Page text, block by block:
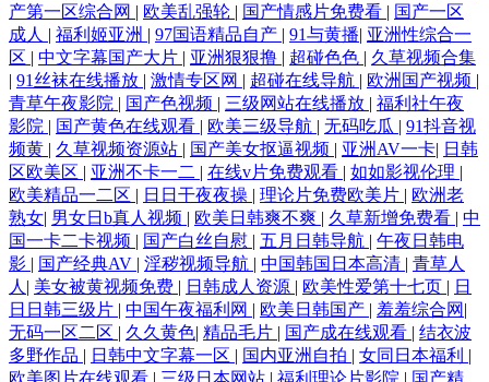
产第一区综合网 | 欧美乱强轮 | 国产情感片免费看 | 国产一区
成人 | 福利姬亚洲 | 97国语精品自产 | 91与黄播| 亚洲性综合一
区 | 中文字幕国产大片 | 亚洲狠狠撸 | 超碰色色 | 久草视频合集
| 91丝袜在线播放 | 激情专区网 | 超碰在线导航 | 欧洲国产视频 |
青草午夜影院 | 国产色视频 | 三级网站在线播放 | 福利社午夜
影院 | 国产黄色在线观看 | 欧美三级导航 | 无码吃瓜 | 91抖音视
频黄 | 久草视频资源站 | 国产美女抠逼视频 | 亚洲AV一卡| 日韩
区欧美区 | 亚洲不卡一二 | 在线v片免费观看 | 如如影视伦理 |
欧美精品一二区 | 日日干夜夜操 | 理论片免费欧美片 | 欧洲老
熟女| 男女日b真人视频 | 欧美日韩爽不爽 | 久草新增免费看 | 中
国一卡二卡视频 | 国产白丝自慰 | 五月日韩导航 | 午夜日韩电
影 | 国产经典AV | 淫秽视频导航 | 中国韩国日本高清 | 青草人
人| 美女被黄视频免费 | 日韩成人资源 | 欧美性爱第十七页 | 日
日日韩三级片 | 中国午夜福利网 | 欧美日韩国产 | 羞羞综合网 |
无码一区二区 | 久久黄色| 精品毛片 | 国产成在线观看 | 结衣波
多野作品 | 日韩中文字幕一区 | 国内亚洲自拍 | 女同日本福利 |